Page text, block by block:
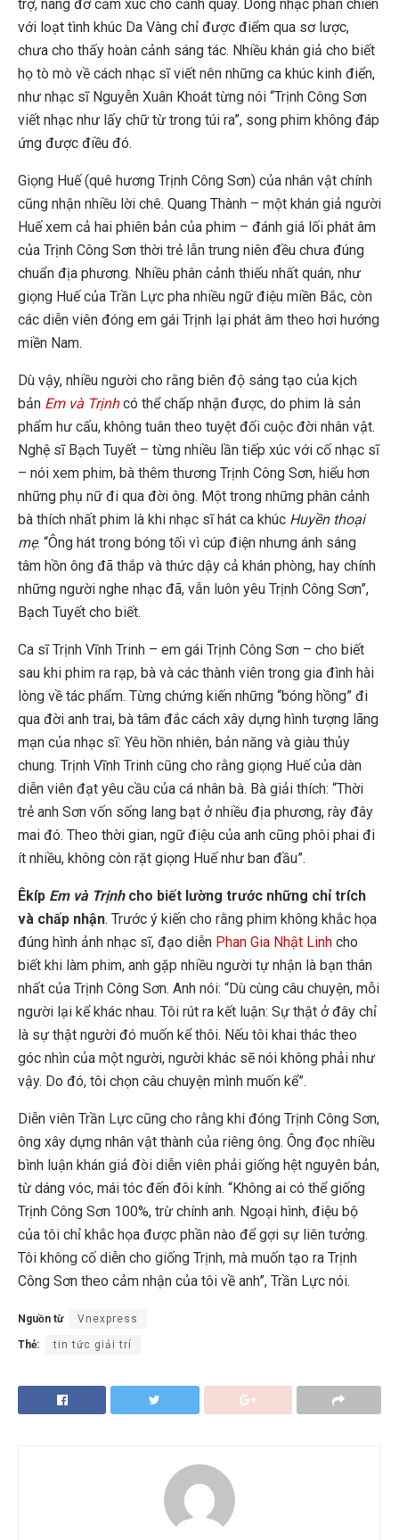
trợ, nâng đỡ cảm xúc cho cảnh quay. Dòng nhạc phản chiến
với loạt tình khúc Da Vàng chỉ được điểm qua sơ lược,
chưa cho thấy hoàn cảnh sáng tác. Nhiều khán giả cho biết
họ tò mò về cách nhạc sĩ viết nên những ca khúc kinh điển,
như nhạc sĩ Nguyễn Xuân Khoát từng nói “Trịnh Công Sơn
viết nhạc như lấy chữ từ trong túi ra”, song phim không đáp
ứng được điều đó.
Giọng Huế (quê hương Trịnh Công Sơn) của nhân vật chính
cũng nhận nhiều lời chê. Quang Thành – một khán giả người
Huế xem cả hai phiên bản của phim – đánh giá lối phát âm
của Trịnh Công Sơn thời trẻ lẫn trung niên đều chưa đúng
chuẩn địa phương. Nhiều phân cảnh thiếu nhất quán, như
giọng Huế của Trần Lực pha nhiều ngữ điệu miền Bắc, còn
các diễn viên đóng em gái Trịnh lại phát âm theo hơi hướng
miền Nam.
Dù vậy, nhiều người cho rằng biên độ sáng tạo của kịch
bản Em và Trịnhcó thể chấp nhận được, do phim là sản
phẩm hư cấu, không tuân theo tuyệt đối cuộc đời nhân vật.
Nghệ sĩ Bạch Tuyết – từng nhiều lần tiếp xúc với cố nhạc sĩ
– nói xem phim, bà thêm thương Trịnh Công Sơn, hiểu hơn
những phụ nữ đi qua đời ông. Một trong những phân cảnh
bà thích nhất phim là khi nhạc sĩ hát ca khúc Huyền thoại
mẹ. “Ông hát trong bóng tối vì cúp điện nhưng ánh sáng
tâm hồn ông đã thắp và thức dậy cả khán phòng, hay chính
những người nghe nhạc đã, vẫn luôn yêu Trịnh Công Sơn”,
Bạch Tuyết cho biết.
Ca sĩ Trịnh Vĩnh Trinh – em gái Trịnh Công Sơn – cho biết
sau khi phim ra rạp, bà và các thành viên trong gia đình hài
lòng về tác phẩm. Từng chứng kiến những “bóng hồng” đi
qua đời anh trai, bà tâm đắc cách xây dựng hình tượng lãng
mạn của nhạc sĩ: Yêu hồn nhiên, bản năng và giàu thủy
chung. Trịnh Vĩnh Trinh cũng cho rằng giọng Huế của dàn
diễn viên đạt yêu cầu của cá nhân bà. Bà giải thích: “Thời
trẻ anh Sơn vốn sống lang bạt ở nhiều địa phương, rày đây
mai đó. Theo thời gian, ngữ điệu của anh cũng phôi phai đi
ít nhiều, không còn rặt giọng Huế như ban đầu”.
Êkíp Em và Trịnhcho biết lường trước những chỉ trích
và chấp nhận. Trước ý kiến cho rằng phim không khắc họa
đúng hình ảnh nhạc sĩ, đạo diễn Phan Gia Nhật Linh cho
biết khi làm phim, anh gặp nhiều người tự nhận là bạn thân
nhất của Trịnh Công Sơn. Anh nói: “Dù cùng câu chuyện, mỗi
người lại kể khác nhau. Tôi rút ra kết luận: Sự thật ở đây chỉ
là sự thật người đó muốn kể thôi. Nếu tôi khai thác theo
góc nhìn của một người, người khác sẽ nói không phải như
vậy. Do đó, tôi chọn câu chuyện mình muốn kể”.
Diễn viên Trần Lực cũng cho rằng khi đóng Trịnh Công Sơn,
ông xây dựng nhân vật thành của riêng ông. Ông đọc nhiều
bình luận khán giả đòi diễn viên phải giống hệt nguyên bản,
từ dáng vóc, mái tóc đến đôi kính. “Không ai có thể giống
Trịnh Công Sơn 100%, trừ chính anh. Ngoại hình, điệu bộ
của tôi chỉ khắc họa được phần nào để gợi sự liên tưởng.
Tôi không cố diễn cho giống Trịnh, mà muốn tạo ra Trịnh
Công Sơn theo cảm nhận của tôi về anh”, Trần Lực nói.
Nguồn từ Vnexpress
Thẻ: tin tức giải trí